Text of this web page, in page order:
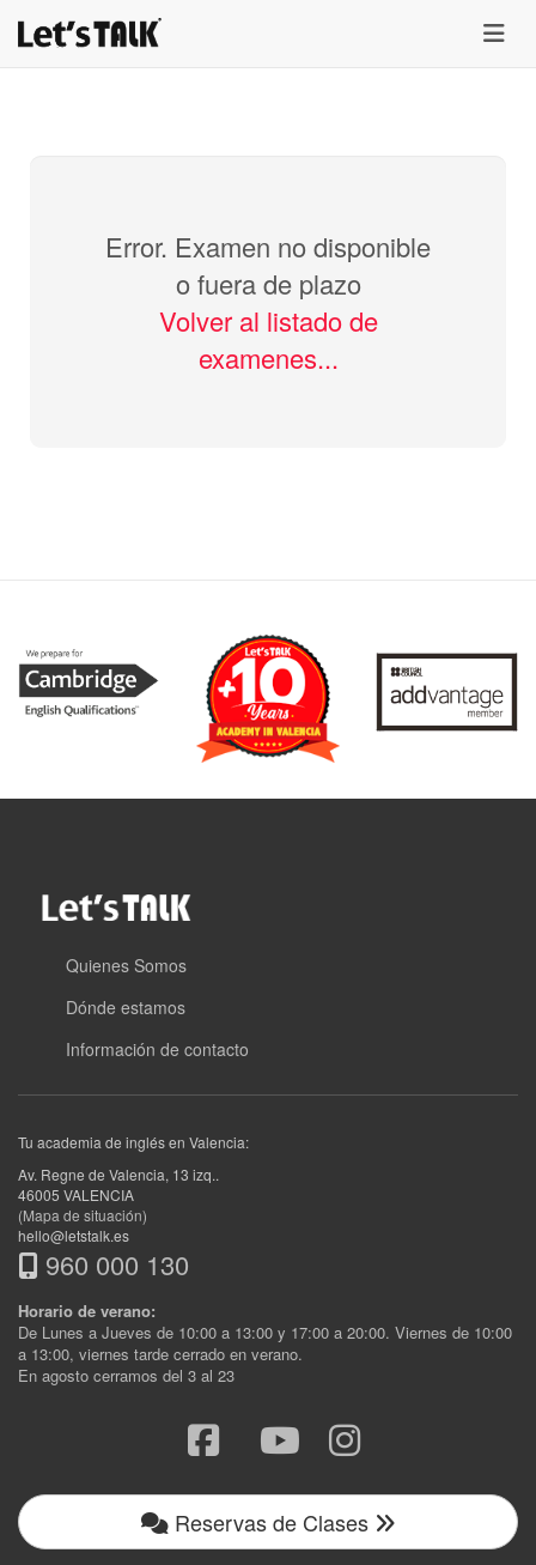
menu
Error. Examen no disponible
o fuera de plazo
Volver al listado de
examenes...
Quienes Somos
Dónde estamos
Información de contacto
Tu academia de inglés en Valencia:
Av. Regne de Valencia, 13 izq..
46005 VALENCIA
(Mapa de situación)
hello@letstalk.es
960 000 130
Horario de verano:
De Lunes a Jueves de 10:00 a 13:00 y 17:00 a 20:00. Viernes de 10:00
a 13:00, viernes tarde cerrado en verano.
En agosto cerramos del 3 al 23
Reservas de Clases